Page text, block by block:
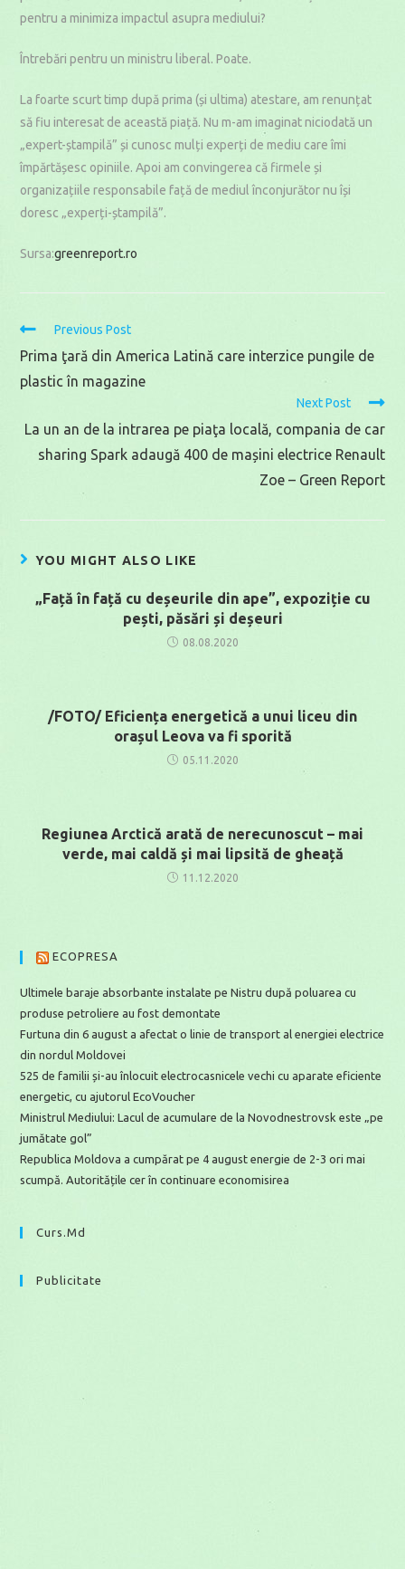
pentru a minimiza impactul asupra mediului?
Întrebări pentru un ministru liberal. Poate.
La foarte scurt timp după prima (și ultima) atestare, am renunțat
să fiu interesat de această piață. Nu m-am imaginat niciodată un
„expert-ștampilă” și cunosc mulți experți de mediu care îmi
împărtășesc opiniile. Apoi am convingerea că firmele și
organizațiile responsabile față de mediul înconjurător nu își
doresc „experți-ștampilă”.
Sursa:greenreport.ro
Read
more
articles
Previous Post
Prima ţară din America Latină care interzice pungile de
plastic în magazine
Next Post
La un an de la intrarea pe piaţa locală, compania de car
sharing Spark adaugă 400 de mașini electrice Renault
Zoe – Green Report
YOU MIGHT ALSO LIKE
„Față în față cu deșeurile din ape”, expoziție cu
pești, păsări și deșeuri
08.08.2020
/FOTO/ Eficiența energetică a unui liceu din
orașul Leova va fi sporită
05.11.2020
Regiunea Arctică arată de nerecunoscut – mai
verde, mai caldă și mai lipsită de gheață
11.12.2020
ECOPRESA
Ultimele baraje absorbante instalate pe Nistru după poluarea cu
produse petroliere au fost demontate
Furtuna din 6 august a afectat o linie de transport al energiei electrice
din nordul Moldovei
525 de familii și-au înlocuit electrocasnicele vechi cu aparate eficiente
energetic, cu ajutorul EcoVoucher
Ministrul Mediului: Lacul de acumulare de la Novodnestrovsk este „pe
jumătate gol”
Republica Moldova a cumpărat pe 4 august energie de 2-3 ori mai
scumpă. Autoritățile cer în continuare economisirea
Curs.md
Publicitate